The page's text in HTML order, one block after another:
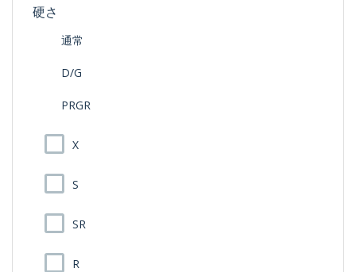
硬さ
通常
D/G
PRGR
X
S
SR
R